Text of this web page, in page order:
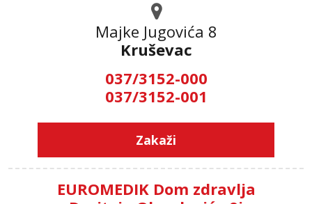
Majke Jugovića 8
Kruševac
037/3152-000
037/3152-001
Zakaži
EUROMEDIK Dom zdravlja